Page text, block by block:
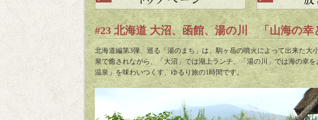
#23 北海道 大沼、函館、湯の川 「山海の幸
北海道編第3弾、巡る「湯のまち」は、駒ヶ岳の噴火によって出来た
泉で癒されながら、「大沼」では湖上ランチ、「湯の川」では海の幸
温泉」を味わいつくす、ゆるり旅の1時間です。